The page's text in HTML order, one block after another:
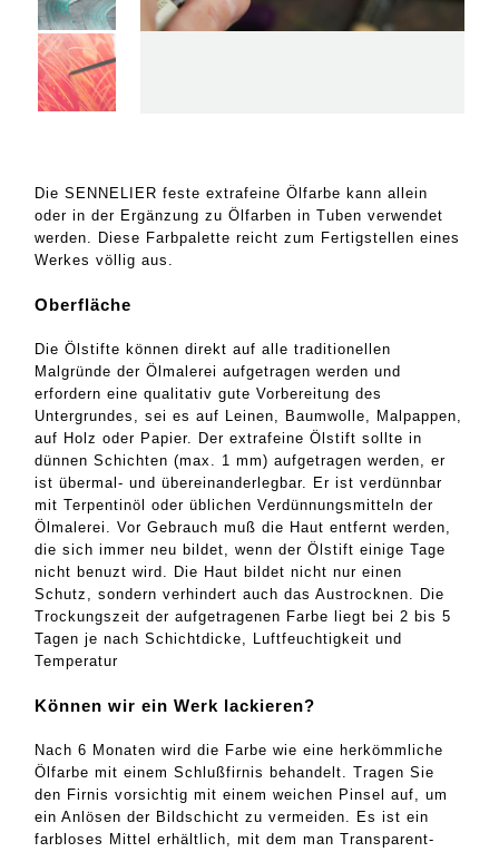
Die SENNELIER feste extrafeine Ölfarbe kann allein
oder in der Ergänzung zu Ölfarben in Tuben verwendet
werden. Diese Farbpalette reicht zum Fertigstellen eines
Werkes völlig aus.
Oberfläche
Die Ölstifte können direkt auf alle traditionellen
Malgründe der Ölmalerei aufgetragen werden und
erfordern eine qualitativ gute Vorbereitung des
Untergrundes, sei es auf Leinen, Baumwolle, Malpappen,
auf Holz oder Papier. Der extrafeine Ölstift sollte in
dünnen Schichten (max. 1 mm) aufgetragen werden, er
ist übermal- und übereinanderlegbar. Er ist verdünnbar
mit Terpentinöl oder üblichen Verdünnungsmitteln der
Ölmalerei. Vor Gebrauch muß die Haut entfernt werden,
die sich immer neu bildet, wenn der Ölstift einige Tage
nicht benuzt wird. Die Haut bildet nicht nur einen
Schutz, sondern verhindert auch das Austrocknen. Die
Trockungszeit der aufgetragenen Farbe liegt bei 2 bis 5
Tagen je nach Schichtdicke, Luftfeuchtigkeit und
Temperatur
Können wir ein Werk lackieren?
Nach 6 Monaten wird die Farbe wie eine herkömmliche
Ölfarbe mit einem Schlußfirnis behandelt. Tragen Sie
den Firnis vorsichtig mit einem weichen Pinsel auf, um
ein Anlösen der Bildschicht zu vermeiden. Es ist ein
farbloses Mittel erhältlich, mit dem man Transparent-